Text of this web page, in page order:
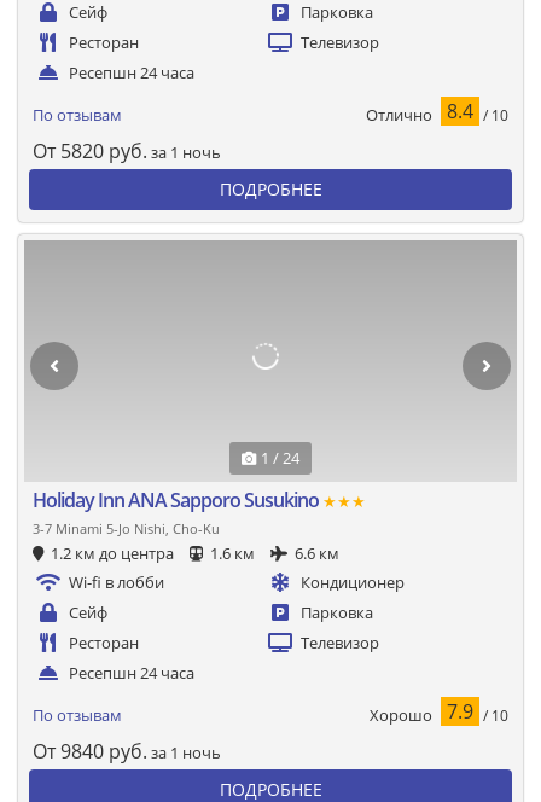
Сейф
Парковка
Ресторан
Телевизор
Ресепшн 24 часа
По отзывам Отлично 8.4 / 10
От 5820 руб. за 1 ночь
ПОДРОБНЕЕ
1 / 24
Holiday Inn ANA Sapporo Susukino ★★★
3-7 Minami 5-Jo Nishi, Cho-Ku
1.2 км до центра 1.6 км
6.6 км
Wi-fi в лобби
Кондиционер
Сейф
Парковка
Ресторан
Телевизор
Ресепшн 24 часа
По отзывам Хорошо 7.9 / 10
От9840 руб. за 1 ночь
ПОДРОБНЕЕ